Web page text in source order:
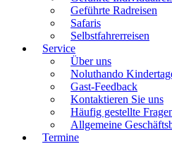
Geführte Radreisen
Safaris
Selbstfahrerreisen
Service
Über uns
Noluthando
Gast-Feedback
Kontaktieren Sie uns
Häufig gestellte
Allgemeine
Termine